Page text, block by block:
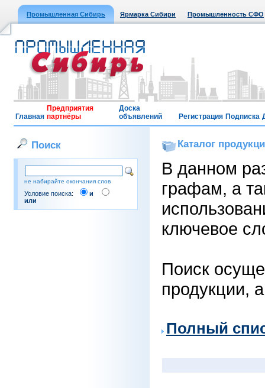
Промышленная Сибирь Ярмарка Сибири Промышленность СФО
Главная
Предприятия
партнёры
Доска
объявлений
Регистрация Подписка
Поиск
не набирайте окончания слов
Условие поиска:
и
или
Каталог
В данном
графам, а
ключевое
Поиск
продукции,
Полный